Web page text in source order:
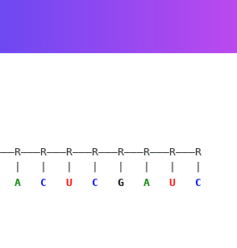
A C U C G A U C